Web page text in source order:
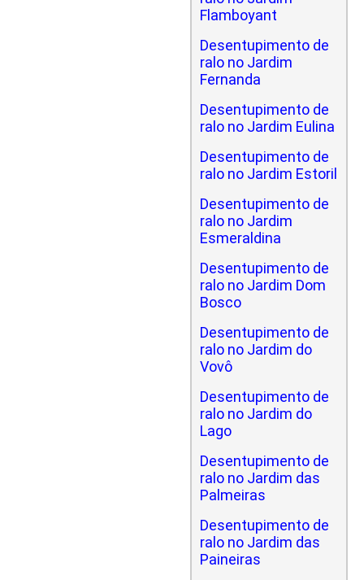
Flamboyant
Desentupimento de
ralo no Jardim
Fernanda
Desentupimento de
ralo no Jardim Eulina
Desentupimento de
ralo no Jardim Estoril
Desentupimento de
ralo no Jardim
Esmeraldina
Desentupimento de
ralo no Jardim Dom
Bosco
Desentupimento de
ralo no Jardim do
Vovô
Desentupimento de
ralo no Jardim do
Lago
Desentupimento de
ralo no Jardim das
Palmeiras
Desentupimento de
ralo no Jardim das
Paineiras